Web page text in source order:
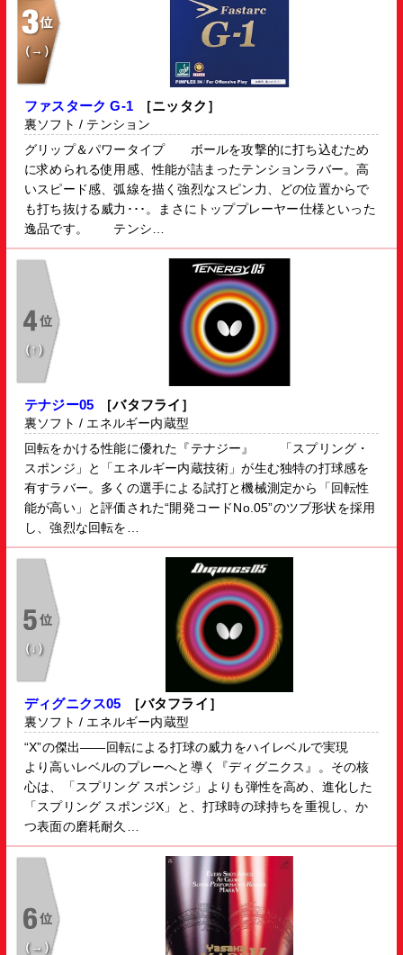
（→）
ファスターク G-1 ［ニッタク］
裏ソフト / テンション
グリップ＆パワータイプ ボールを攻撃的に打ち込むため
に求められる使用感、性能が詰まったテンションラバー。高
いスピード感、弧線を描く強烈なスピン力、どの位置からで
も打ち抜ける威力･･･。まさにトッププレーヤー仕様といった
逸品です。 テンシ…
（↑）
テナジー05 ［バタフライ］
裏ソフト / エネルギー内蔵型
回転をかける性能に優れた『テナジー』 「スプリング・
スポンジ」と「エネルギー内蔵技術」が生む独特の打球感を
有すラバー。多くの選手による試打と機械測定から「回転性
能が高い」と評価された“開発コードNo.05”のツブ形状を採用
し、強烈な回転を…
（↓）
ディグニクス05 ［バタフライ］
裏ソフト / エネルギー内蔵型
“X”の傑出――回転による打球の威力をハイレベルで実現
より高いレベルのプレーへと導く『ディグニクス』。その核
心は、「スプリング スポンジ」よりも弾性を高め、進化した
「スプリング スポンジX」と、打球時の球持ちを重視し、か
つ表面の磨耗耐久…
（→）